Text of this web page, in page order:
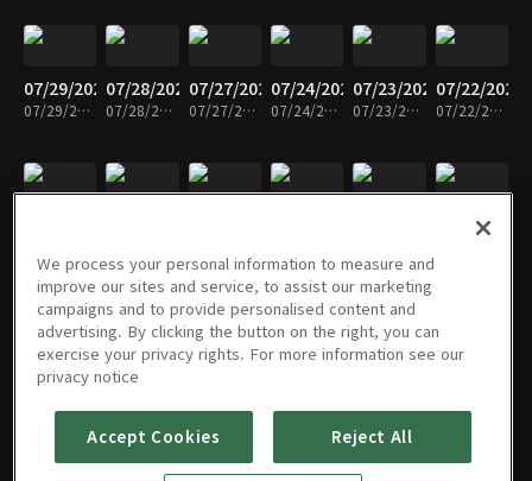
07/29/2026
07/29/2026 • 30분
07/28/2026
07/28/2026 • 30분
07/27/2026
07/27/2026 • 30분
07/24/2026
07/24/2026 • 29분
07/23/2026
07/23/2026 • 30분
07/22/2026
07/22/2026 • 29분
07/14/2026
07/13/2026
07/13/2026 • 30분
07/10/202607/09/202607/08/202607/07/202607/06/2026
We process your personal information to measure and
improve our sites and service, to assist our marketing
campaigns and to provide personalised content and
advertising. By clicking the button on the right, you can
exercise your privacy rights. For more information see our
privacy notice
Accept Cookies Reject All